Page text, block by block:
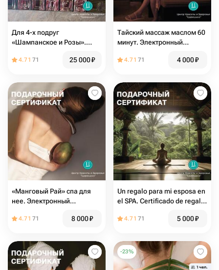
Для 4-х подруг
«Шампанское и Розы».
спа-сертификат
4.71 71 25 000₽
Тайский массаж маслом 60
минут. Электронный
СПА4.71 71 4 000₽
«Манговый Рай» спа для
нее. Электронный
СПА4.71 71 8 000₽
Un regalo para mi esposa en
el SPA. Certificado de regalo
4.71 71 5 000₽
-23%